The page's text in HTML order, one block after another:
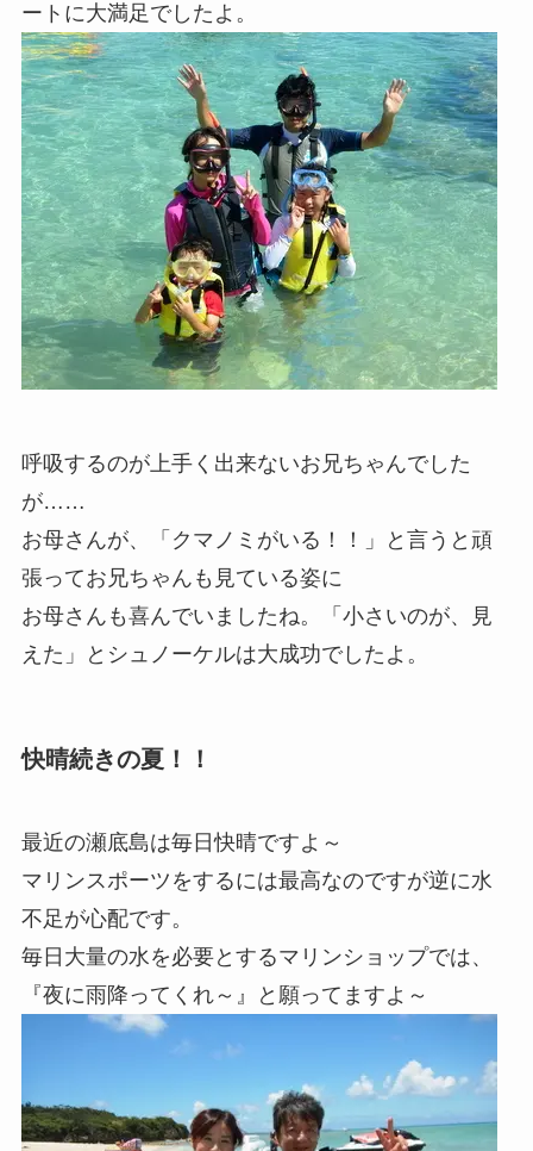
ートに大満足でしたよ。
呼吸するのが上手く出来ないお兄ちゃんでした
が……
お母さんが、「クマノミがいる！！」と言うと頑
張ってお兄ちゃんも見ている姿に
お母さんも喜んでいましたね。「小さいのが、見
えた」とシュノーケルは大成功でしたよ。
快晴続きの夏！！
最近の瀬底島は毎日快晴ですよ～
マリンスポーツをするには最高なのですが逆に水
不足が心配です。
毎日大量の水を必要とするマリンショップでは、
『夜に雨降ってくれ～』と願ってますよ～